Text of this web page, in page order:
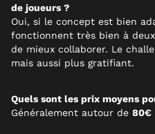
de joueurs ?
Oui, si le concept est bien
fonctionnent très bien à
de mieux collaborer. Le
mais aussi plus gratifiant.
Quels sont les prix moyens
Généralement autour de 80€